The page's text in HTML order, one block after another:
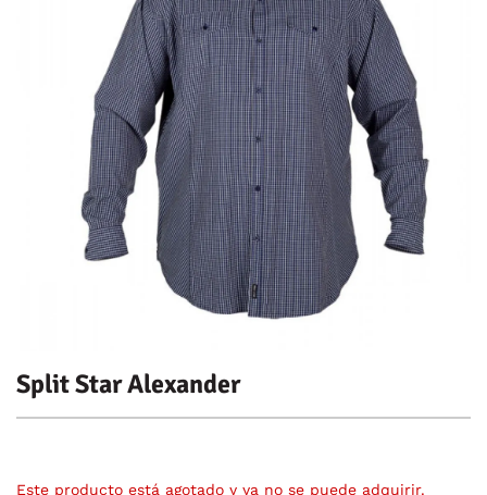
Split Star Alexander
Este producto está agotado y ya no se puede adquirir.